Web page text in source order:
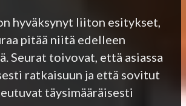
hyväksynyt liiton esitykset,
pitää niitä edelleen
Seurat toivovat, että asiassa
ratkaisuun ja että sovitut
täysimääräisesti